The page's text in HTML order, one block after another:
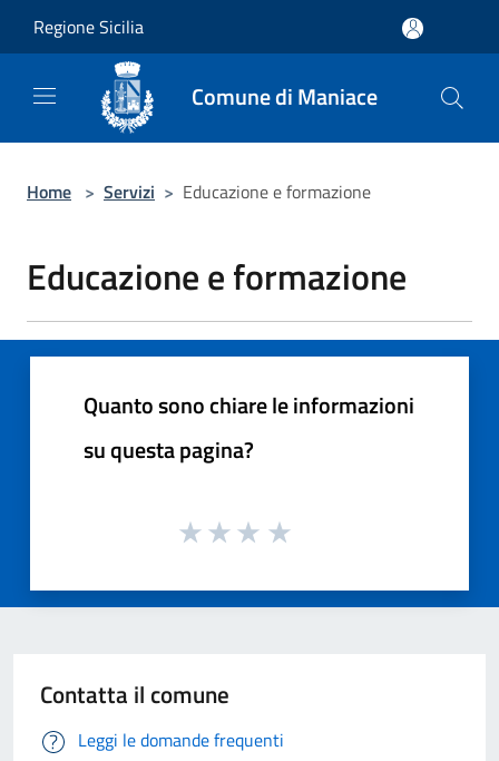
Regione Sicilia
Comune di Maniace
Home > Servizi > Educazione e formazione
Educazione e formazione
Quanto sono chiare le informazioni
su questa pagina?
Contatta il comune
Leggi le domande frequenti